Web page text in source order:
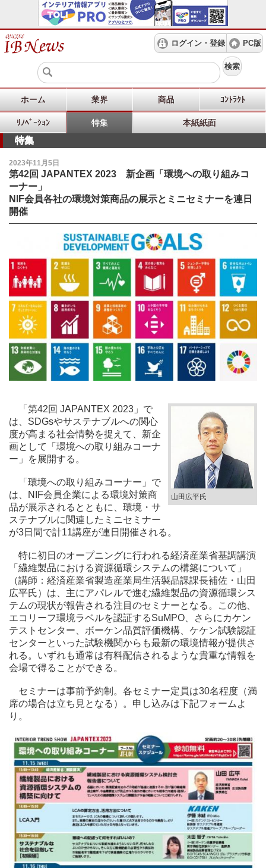
ログイン・登録 PC版
検索
ホーム 業界 商品 ｺﾝﾄﾗｸﾄ
ﾘﾉﾍﾞｰｼｮﾝ 特集 本紙紙面
特集
2023年11月5日
第42回 JAPANTEX 2023 新企画「環境への取り組みコ
ーナー」
NIF会員各社の環境対策商品の展示とミニセミナーを連日
開催
山田広平氏
「第42回 JAPANTEX 2023」で
は、SDGsやサステナブルへの関心
度が高まる社会情勢を捉えて、新企
画として「環境への取り組みコーナ
ー」を展開する。
「環境への取り組みコーナー」で
は、NIF会員企業による環境対策商
品が展示されるとともに、環境・サ
ステナブルに関連したミニセミナー
が3日間で計11講座が連日開催される。
特に初日のオープニングに行われる経済産業省基調講演
「繊維製品における資源循環システムの構築について」
（講師：経済産業省製造産業局生活製品課課長補佐・山田
広平氏）は、主にアパレルで進む繊維製品の資源循環シス
テムの現状が報告される注目のセミナーとなる。この他、
エコリーフ環境ラベルを認証するSuMPO、さらにカケン
テストセンター、ボーケン品質評価機構、ケケン試験認証
センターといった試験機関からも最新の環境情報が提供さ
れる。いずれも通常は有料配信されるような貴重な情報を
会場で得ることができる。
セミナーは事前予約制。各セミナー定員は30名程度（満
席の場合は立ち見となる）。申し込みは下記フォームよ
り。